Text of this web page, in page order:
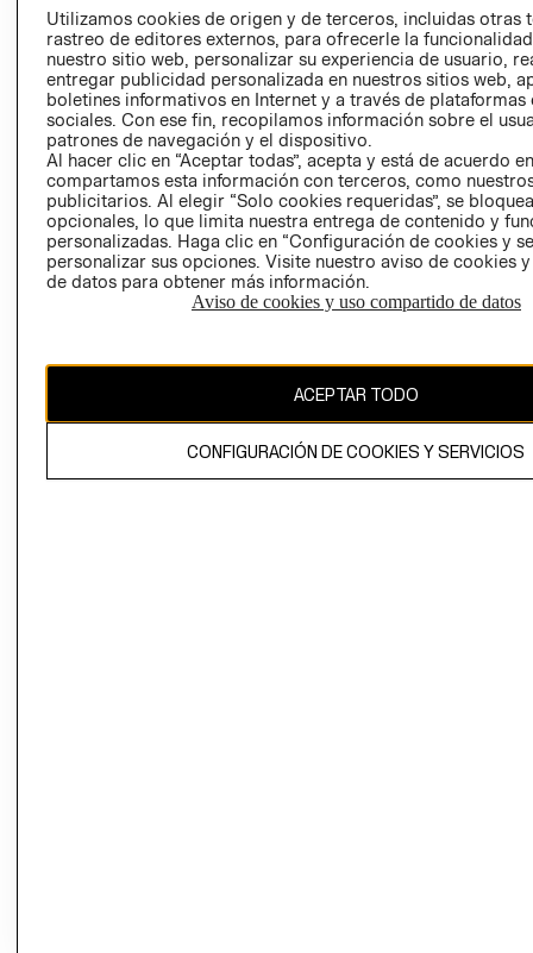
AVISO DE
PRIVACIDAD
GIFT CARD
AVISO DE
COOKIES
Uruguay ($U)
El contenido de esta página web está protegido por copyright y es
propiedad de H&M Hennes & Mauritz AB.
Utilizamos cookies de origen y de terceros, incluidas otras
rastreo de editores externos, para ofrecerle la
nuestro sitio web, personalizar su experiencia de usuario,
entregar publicidad personalizada en nuestros sitios web,
boletines informativos en Internet y a través de plataformas
sociales. Con ese fin, recopilamos información sobre el
patrones de navegación y el dispositivo.
Al hacer clic en “Aceptar todas”, acepta y está de acuerdo
compartamos esta información con terceros, como
publicitarios. Al elegir “Solo cookies requeridas”, se
opcionales, lo que limita nuestra entrega de contenido y
personalizadas. Haga clic en “Configuración de cookies y
personalizar sus opciones. Visite nuestro aviso de cookies
de datos para obtener más información.
Aviso de cookies y uso compartido de datos
ACEPTAR TODO
CONFIGURACIÓN DE COOKIES Y SERVICIOS